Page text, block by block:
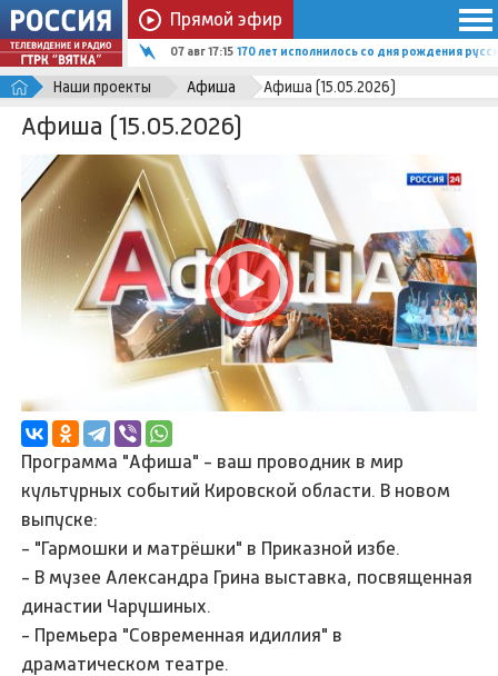
Прямой эфир
07 авг 17:15 170 лет исполнилось со дня рождения
Наши проекты Афиша Афиша (15.05.2026)
Афиша (15.05.2026)
Программа "Афиша" - ваш проводник в мир
культурных событий Кировской области. В новом
выпуске:
- "Гармошки и матрёшки" в Приказной избе.
- В музее Александра Грина выставка, посвященная
династии Чарушиных.
- Премьера "Современная идиллия" в
драматическом театре.